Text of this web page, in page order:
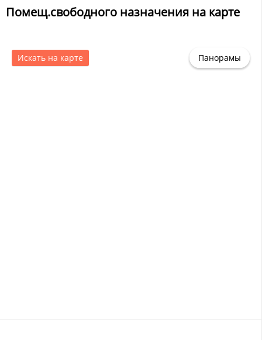
Помещ.свободного назначения на карте
Искать на карте Панорамы